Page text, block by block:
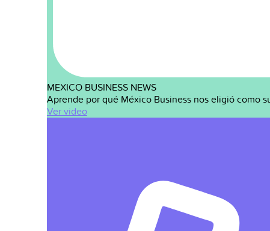
MEXICO BUSINESS NEWS
Aprende por qué México Business nos eligió como
Ver video